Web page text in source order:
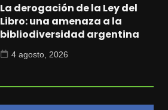
La derogación de la Ley del
Libro: una amenaza a la
bibliodiversidad argentina
4 agosto, 2026